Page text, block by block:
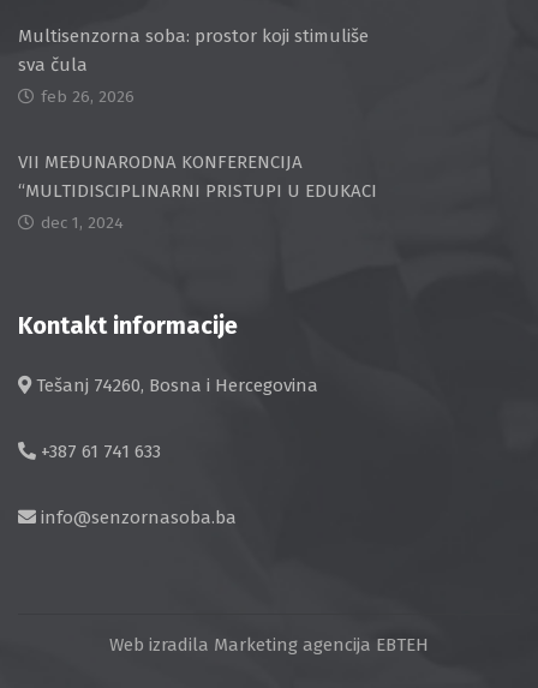
Multisenzorna soba: prostor koji stimuliše
sva čula
feb 26, 2026
VII MEĐUNARODNA KONFERENCIJA
“MULTIDISCIPLINARNI PRISTUPI U EDUKACI
dec 1, 2024
Kontakt informacije
Tešanj 74260, Bosna i Hercegovina
+387 61 741 633
info@senzornasoba.ba
Web izradila Marketing agencija EBTEH